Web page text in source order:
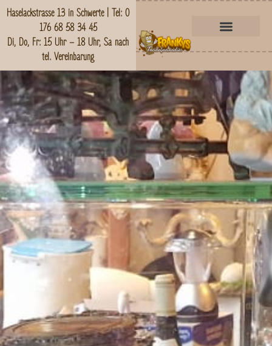
Haselackstrasse 13 in Schwerte | Tel: 0
176 68 58 34 45
Di, Do, Fr: 15 Uhr – 18 Uhr, Sa nach
tel. Vereinbarung